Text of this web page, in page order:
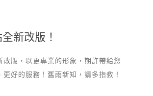
新改版！
改版，以更專業的形象，期許帶給您
更好的服務！舊雨新知，請多指教！